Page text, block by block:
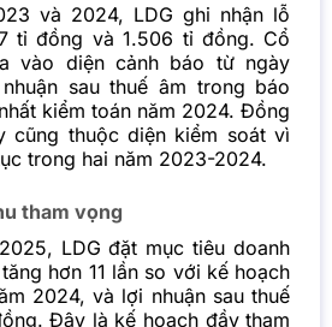
và 2024, LDG ghi nhận lỗ
tỉ đồng và 1.506 tỉ đồng. Cổ
vào diện cảnh báo từ ngày
sau thuế âm trong báo
kiểm toán năm 2024. Đồng
cũng thuộc diện kiểm soát vì
trong hai năm 2023-2024.
tham vọng
LDG đặt mục tiêu doanh
hơn 11 lần so với kế hoạch
2024, và lợi nhuận sau thuế
Đây là kế hoạch đầy tham